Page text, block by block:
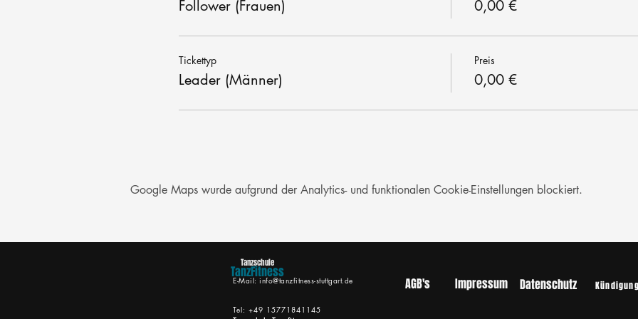
Follower (Frauen) 0,00 €
Tickettyp
Leader (Männer)
Preis
0,00 €
Google Maps wurde aufgrund der Analytics- und funktionalen Cookie-Einstellungen blockiert.
E-Mail: info@tanzfitness-stuttgart.de
Tanzschule
TanzFitness
AGB's Impressum Datenschutz Kündigung
Tel: +49 15771841145